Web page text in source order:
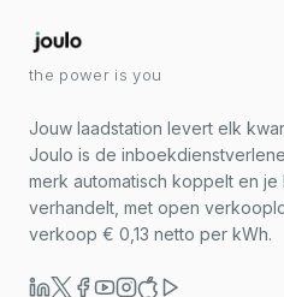
the power is you
Jouw laadstation levert elk
Joulo is de
merk automatisch koppelt en je
verhandelt, met open
verkoop € 0,13 netto per kWh.